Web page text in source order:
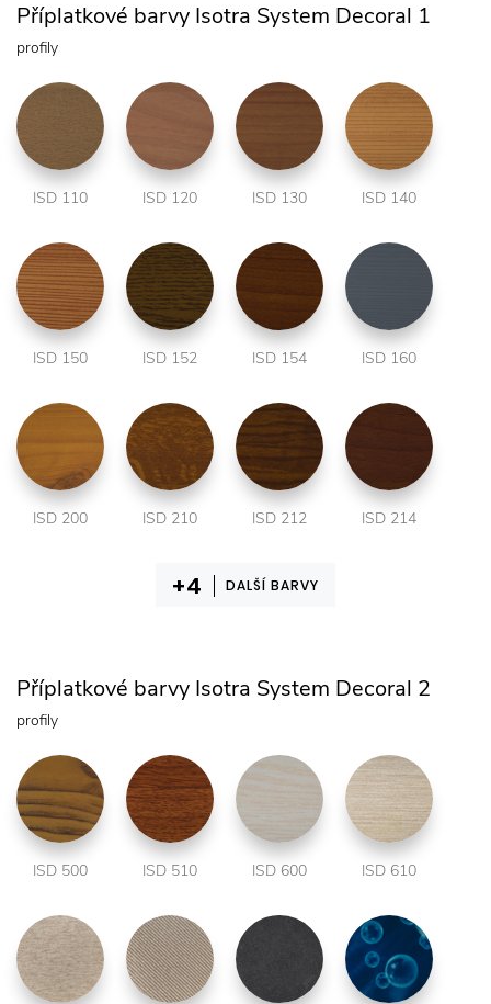
Příplatkové barvy Isotra System Decoral 1
profily
ISD 110 ISD 120 ISD 130 ISD 140
ISD 150 ISD 152 ISD 154 ISD 160
ISD 200 ISD 210 ISD 212 ISD 214
DALŠÍ BARVY
Příplatkové barvy Isotra System Decoral 2
profily
ISD 500 ISD 510 ISD 600 ISD 610